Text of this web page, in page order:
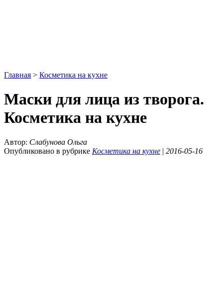
Главная > Косметика на кухне
Маски для лица из творога.
Косметика на кухне
Автор: Слабунова Ольга
Опубликовано в рубрике Косметика на кухне | 2016-05-16